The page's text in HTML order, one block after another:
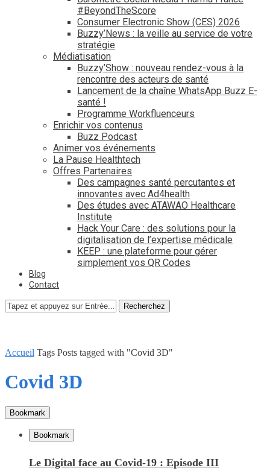
#BeyondTheScore
Consumer Electronic Show (CES) 2026
Buzzy’News : la veille au service de votre
stratégie
Médiatisation
Buzzy’Show : nouveau rendez-vous à la
rencontre des acteurs de santé
Lancement de la chaîne WhatsApp Buzz E-
santé !
Programme Workfluenceurs
Enrichir vos contenus
Buzz Podcast
Animer vos événements
La Pause Healthtech
Offres Partenaires
Des campagnes santé percutantes et
innovantes avec Ad4health
Des études avec ATAWAO Healthcare
Institute
Hack Your Care : des solutions pour la
digitalisation de l’expertise médicale
KEEP : une plateforme pour gérer
simplement vos QR Codes
Blog
Contact
Recherchez
Accueil Tags Posts tagged with "Covid 3D"
Covid 3D
Bookmark
Bookmark
Le Digital face au Covid-19 : Episode III